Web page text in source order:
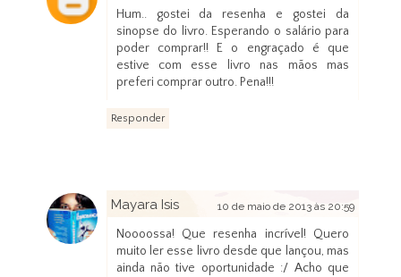
Hum.. gostei da resenha e gostei da
sinopse do livro. Esperando o salário para
poder comprar!! E o engraçado é que
estive com esse livro nas mãos mas
preferi comprar outro. Pena!!!
Responder
Mayara Isis 10 de maio de 2013 às 20:59
Noooossa! Que resenha incrível! Quero
muito ler esse livro desde que lançou, mas
ainda não tive oportunidade :/ Acho que